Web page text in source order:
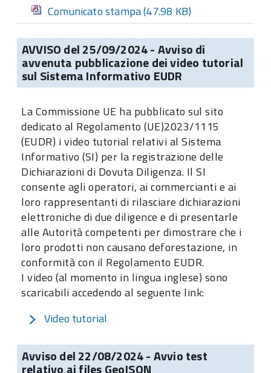
Comunicato stampa(47.98 KB)
AVVISO del 25/09/2024 - Avviso di
avvenuta pubblicazione dei video tutorial
sul Sistema Informativo EUDR
La Commissione UE ha pubblicato sul sito
dedicato al Regolamento (UE)2023/1115
(EUDR) i video tutorial relativi al Sistema
Informativo (SI) per la registrazione delle
Dichiarazioni di Dovuta Diligenza. Il SI
consente agli operatori, ai commercianti e ai
loro rappresentanti di rilasciare dichiarazioni
elettroniche di due diligence e di presentarle
alle Autorità competenti per dimostrare che i
loro prodotti non causano deforestazione, in
conformità con il Regolamento EUDR.
I video (al momento in lingua inglese) sono
scaricabili accedendo al seguente link:
Video tutorial
Avviso del 22/08/2024 - Avvio test
relativo ai files GeoJSON